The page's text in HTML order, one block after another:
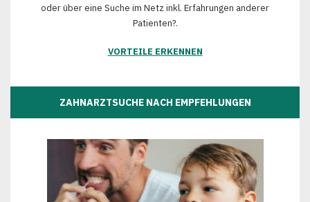
oder über eine Suche im Netz inkl. Erfahrungen anderer
Patienten?.
VORTEILE ERKENNEN
ZAHNARZTSUCHE NACH EMPFEHLUNGEN